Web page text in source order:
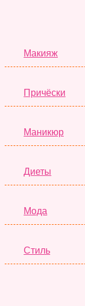
Макияж
Причёски
Маникюр
Диеты
Мода
Стиль